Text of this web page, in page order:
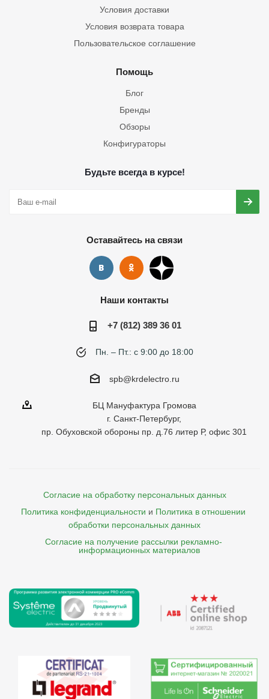
Условия доставки
Условия возврата товара
Пользовательское соглашение
Помощь
Блог
Бренды
Обзоры
Конфигураторы
Будьте всегда в курсе!
Оставайтесь на связи
Наши контакты
+7 (812) 389 36 01
Пн. – Пт.: с 9:00 до 18:00
spb@krdelectro.ru
БЦ Мануфактура Громова
г. Санкт-Петербург,
пр. Обуховской обороны пр. д.76 литер Р, офис 301
Согласие на обработку персональных данных
Политика конфиденциальности и Политика в отношении
обработки персональных данных
Согласие на получение рассылки рекламно-
    информационных материалов